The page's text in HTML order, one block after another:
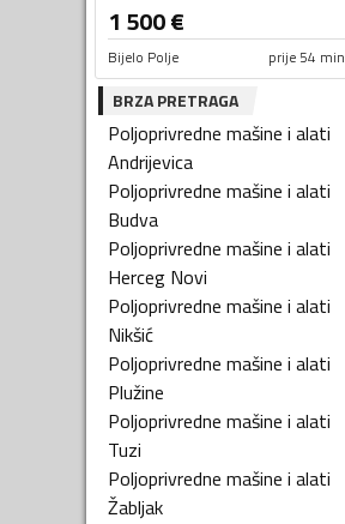
1 500€
Bijelo Polje prije 54 min
BRZA PRETRAGA
Poljoprivredne mašine i alati
Andrijevica
Poljoprivredne mašine i alati
Budva
Poljoprivredne mašine i alati
Herceg Novi
Poljoprivredne mašine i alati
Nikšić
Poljoprivredne mašine i alati
Plužine
Poljoprivredne mašine i alati
Tuzi
Poljoprivredne mašine i alati
Žabljak